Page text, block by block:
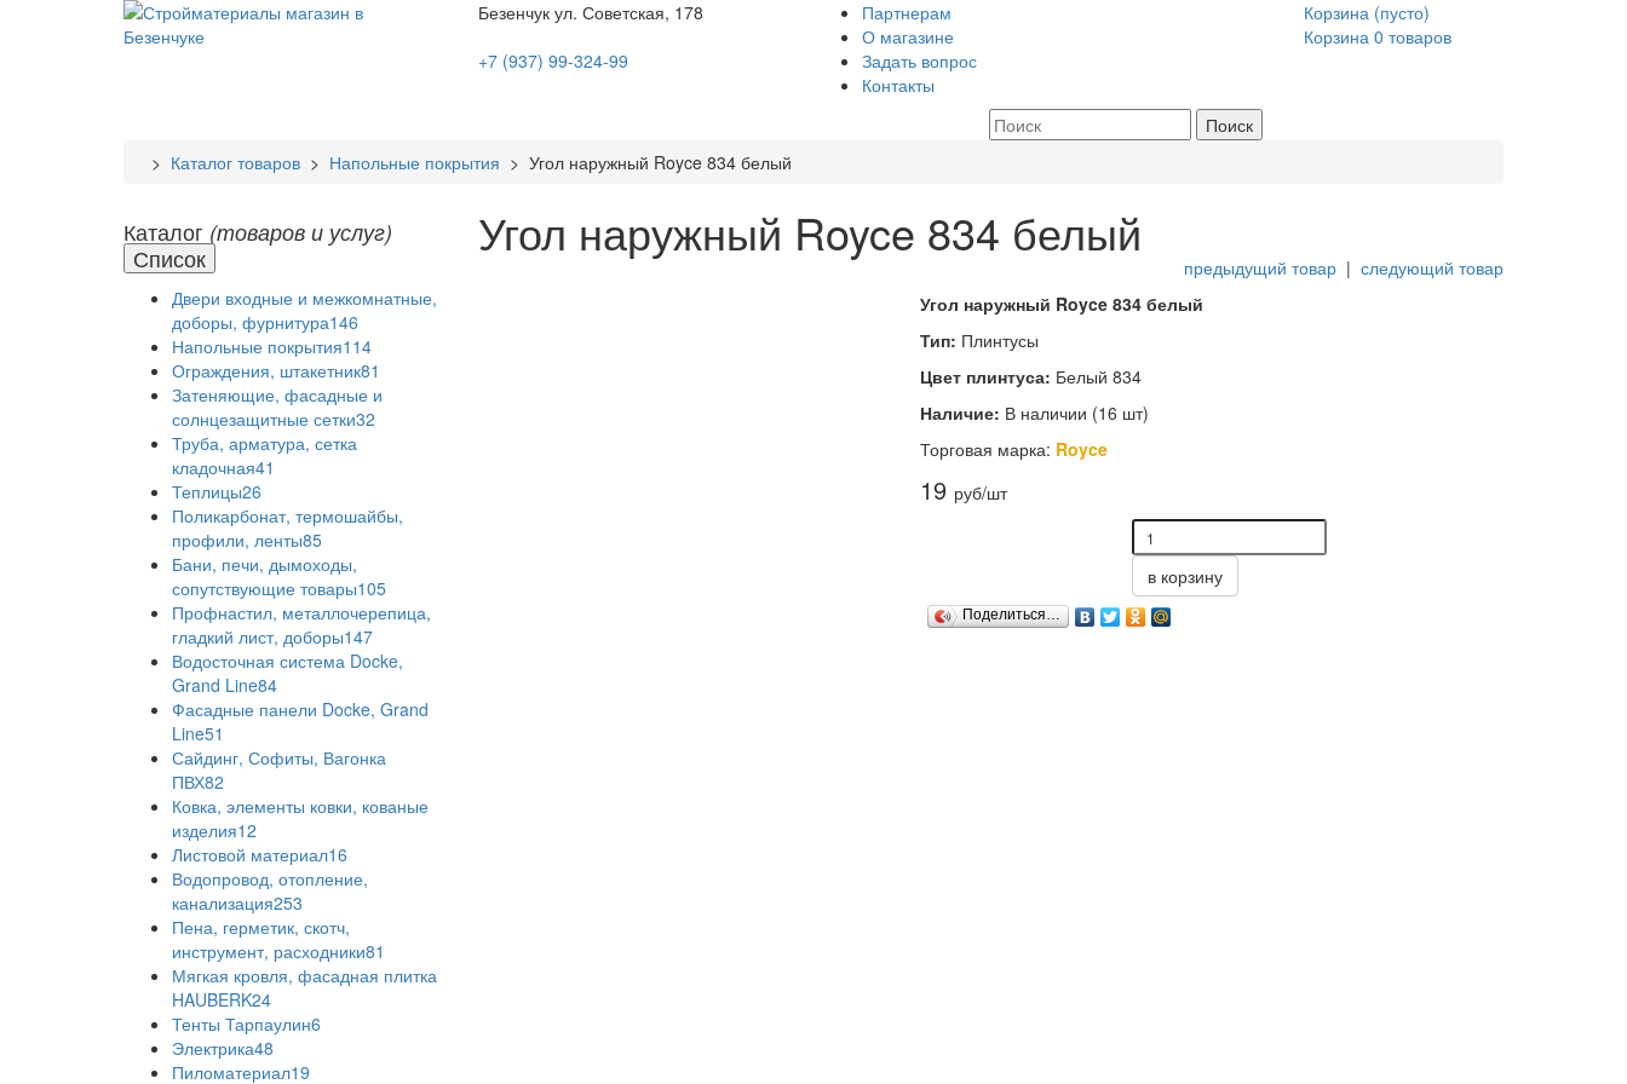
Безенчук ул. Советская, 178
+7 (937) 99-324-99
Партнерам
О магазине
Задать вопрос
Контакты
Корзина (пусто)
Корзина 0 товаров
> Каталог товаров > Напольные покрытия > Угол наружный Royce 834 белый
Каталог (товаров и услуг)
Список
Двери входные и межкомнатные,
доборы, фурнитура146
Напольные покрытия114
Ограждения, штакетник81
Затеняющие, фасадные и
солнцезащитные сетки32
Труба, арматура, сетка
кладочная41
Теплицы26
Поликарбонат, термошайбы,
профили, ленты85
Бани, печи, дымоходы,
сопутствующие товары105
Профнастил, металлочерепица,
гладкий лист, доборы147
Водосточная система Docke,
Grand Line84
Фасадные панели Docke, Grand
Line51
Сайдинг, Софиты, Вагонка
ПВХ82
Ковка, элементы ковки, кованые
изделия12
Листовой материал16
Водопровод, отопление,
канализация253
Пена, герметик, скотч,
инструмент, расходники81
Мягкая кровля, фасадная плитка
HAUBERK24
Тенты Тарпаулин6
Электрика48
Пиломатериал19
Угол наружный Royce 834 белый
предыдущий товар | следующий товар
Угол наружный Royce 834 белый
Тип: Плинтусы
Цвет плинтуса: Белый 834
Наличие: В наличии (16 шт)
Торговая марка: Royce
19 руб/шт
в корзину
Поделиться…